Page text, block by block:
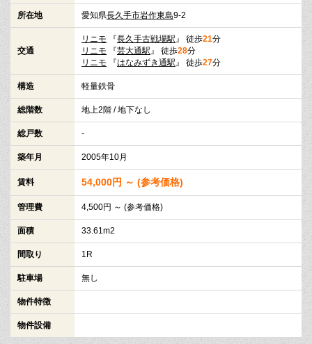
所在地 愛知県長久手市岩作東島9-2
交通
リニモ 『長久手古戦場駅 』 徒歩21分
リニモ 『芸大通駅 』 徒歩28分
リニモ 『はなみずき通駅 』 徒歩27分
構造 軽量鉄骨
総階数 地上2階 / 地下なし
総戸数 -
築年月 2005年10月
賃料 54,000円 ～ (参考価格)
管理費 4,500円 ～ (参考価格)
面積 33.61m2
間取り 1R
駐車場 無し
物件特徴
物件設備